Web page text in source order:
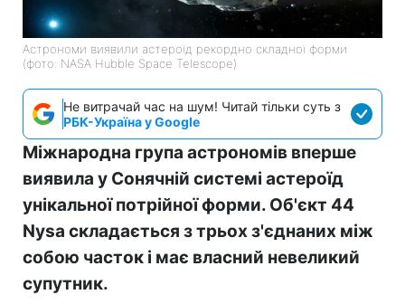
Астрономи виявили астероїд рекордно складної форми
(фото: NASA Hubble Space Telescope)
Не витрачай час на шум! Читай тільки суть з
РБК-Україна у Google
Міжнародна група астрономів вперше
виявила у Сонячній системі астероїд
унікальної потрійної форми. Об'єкт 44
Nysa складається з трьох з'єднаних між
собою часток і має власний невеликий
супутник.